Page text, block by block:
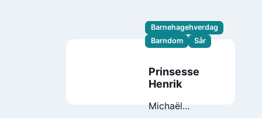
Barnehagehverdag
Barndom
Sår
Prinsesse
Henrik
Michaël